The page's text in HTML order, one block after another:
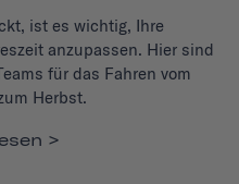
ist es wichtig, Ihre
anzupassen. Hier sind
für das Fahren vom
Herbst.